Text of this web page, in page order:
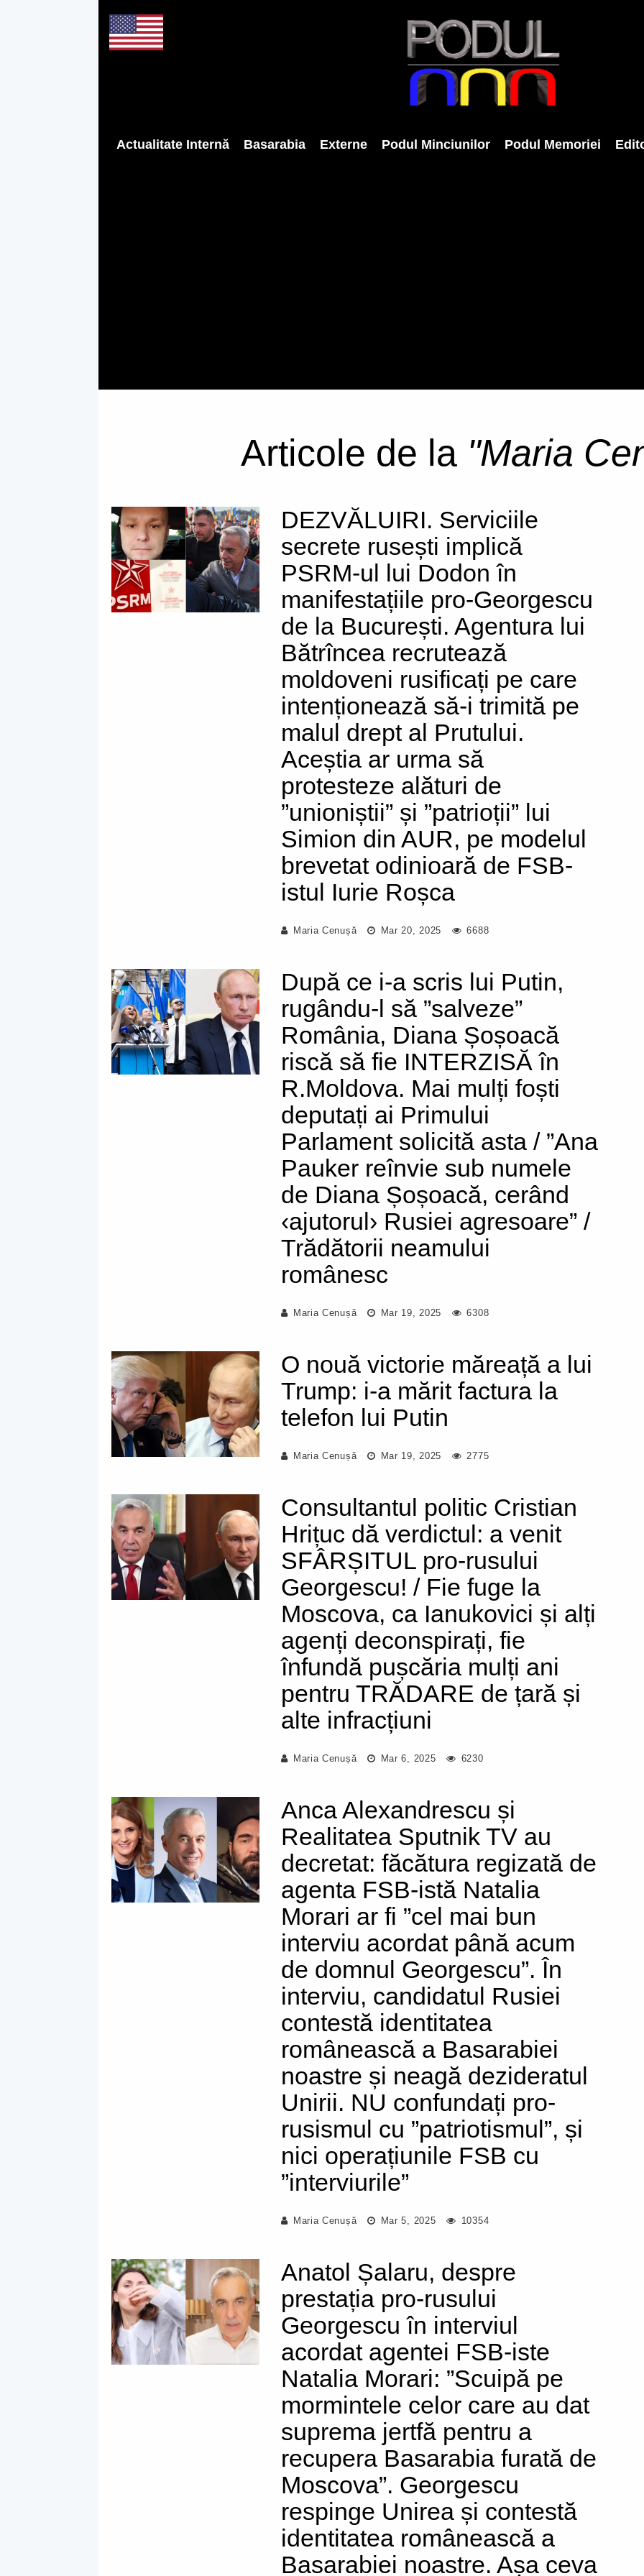
Actualitate Internă Basarabia Externe Podul Minciunilor Podul Memoriei
Articole de la "Maria
DEZVĂLUIRI. Serviciile
secrete rusești implică
PSRM-ul lui Dodon în
manifestațiile pro-Georgescu
de la București. Agentura lui
Bătrîncea recrutează
moldoveni rusificați pe care
intenționează să-i trimită pe
malul drept al Prutului.
Aceștia ar urma să
protesteze alături de
”unioniștii” și ”patrioții” lui
Simion din AUR, pe modelul
brevetat odinioară de FSB-
istul Iurie Roșca
Maria Cenușă Mar 20, 2025 6688
După ce i-a scris lui Putin,
rugându-l să ”salveze”
România, Diana Șoșoacă
riscă să fie INTERZISĂ în
R.Moldova. Mai mulți foști
deputați ai Primului
Parlament solicită asta / ”Ana
Pauker reînvie sub numele
de Diana Șoșoacă, cerând
‹ajutorul› Rusiei agresoare” /
Trădătorii neamului
românesc
Maria Cenușă Mar 19, 2025 6308
O nouă victorie măreață a lui
Trump: i-a mărit factura la
telefon lui Putin
Maria Cenușă Mar 19, 2025 2775
Consultantul politic Cristian
Hrițuc dă verdictul: a venit
SFÂRȘITUL pro-rusului
Georgescu! / Fie fuge la
Moscova, ca Ianukovici și alți
agenți deconspirați, fie
înfundă pușcăria mulți ani
pentru TRĂDARE de țară și
alte infracțiuni
Maria Cenușă Mar 6, 2025 6230
Anca Alexandrescu și
Realitatea Sputnik TV au
decretat: făcătura regizată de
agenta FSB-istă Natalia
Morari ar fi ”cel mai bun
interviu acordat până acum
de domnul Georgescu”. În
interviu, candidatul Rusiei
contestă identitatea
românească a Basarabiei
noastre și neagă dezideratul
Unirii. NU confundați pro-
rusismul cu ”patriotismul”, și
nici operațiunile FSB cu
”interviurile”
Maria Cenușă Mar 5, 2025 10354
Anatol Șalaru, despre
prestația pro-rusului
Georgescu în interviul
acordat agentei FSB-iste
Natalia Morari: ”Scuipă pe
mormintele celor care au dat
suprema jertfă pentru a
recupera Basarabia furată de
Moscova”. Georgescu
respinge Unirea și contestă
identitatea românească a
Basarabiei noastre. Așa ceva